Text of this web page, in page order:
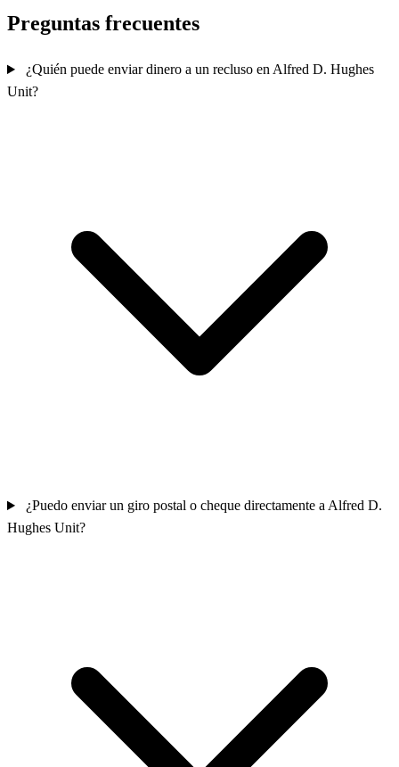
Preguntas frecuentes
¿Quién puede enviar dinero a un recluso en Alfred D. Hughes
Unit?
¿Puedo enviar un giro postal o cheque directamente a Alfred D.
Hughes Unit?